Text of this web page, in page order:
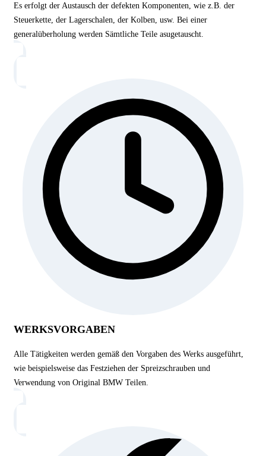
Es erfolgt der Austausch der defekten Komponenten, wie z.B. der
Steuerkette, der Lagerschalen, der Kolben, usw. Bei einer
generalüberholung werden Sämtliche Teile asugetauscht.
WERKSVORGABEN
Alle Tätigkeiten werden gemäß den Vorgaben des Werks ausgeführt,
wie beispielsweise das Festziehen der Spreizschrauben und
Verwendung von Original BMW Teilen.